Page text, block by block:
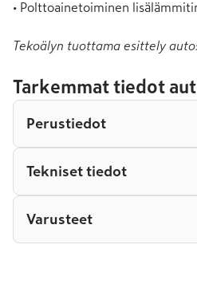
• Polttoainetoiminen
Tekoälyn tuottama esittely
Tarkemmat tiedot
Perustiedot
Tekniset tiedot
Varusteet